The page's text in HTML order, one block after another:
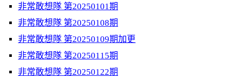
非常敢想隊 第20250101期
非常敢想隊 第20250108期
非常敢想隊 第20250109期加更
非常敢想隊 第20250115期
非常敢想隊 第20250122期